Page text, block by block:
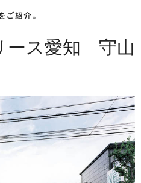
ース愛知 守山